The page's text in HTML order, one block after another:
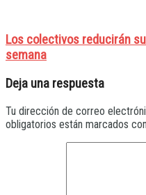
Los colectivos reducirán
semana
Deja una respuesta
Tu dirección de correo
obligatorios están marcados con